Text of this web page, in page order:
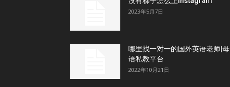
2023年5月7日
哪里找一对一的国外英语老师|母
语私教平台
2022年10月21日